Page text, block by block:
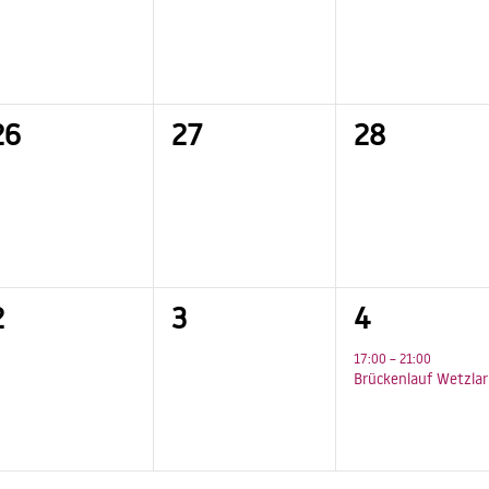
0
27
0
28
0
Veranstaltungen,
3
1
4
17:00–21:00
Brückenlauf Wetzlar